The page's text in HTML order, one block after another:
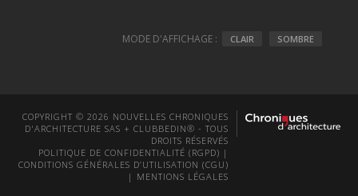
MODE D'AFFICHAGE : CLAIR SOMBRE
COPYRIGHT © 2026 NOUVELLES CHRONIQUES
D'ARCHITECTURE SAS + CLUBBEDIN® - TOUS
DROITS RÉSERVÉS
POLITIQUE DE CONFIDENTIALITÉ (RGPD) |
CONDITIONS GÉNÉRALES D’UTILISATION (CGU)
| MENTIONS LÉGALES